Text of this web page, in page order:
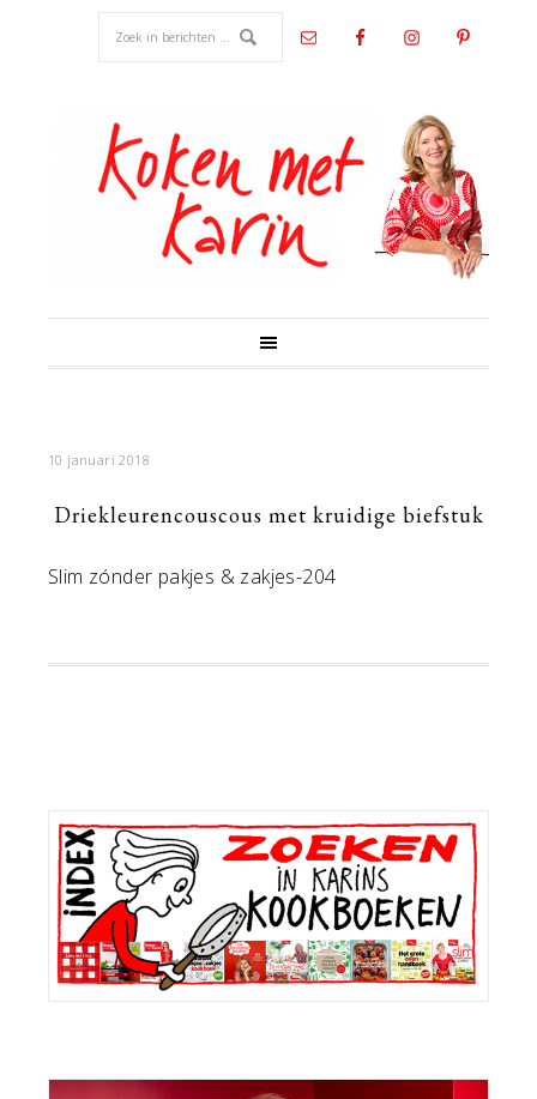
10 januari 2018
Driekleurencouscous met kruidige biefstuk
Slim zónder pakjes & zakjes-204
Primaire
Sidebar